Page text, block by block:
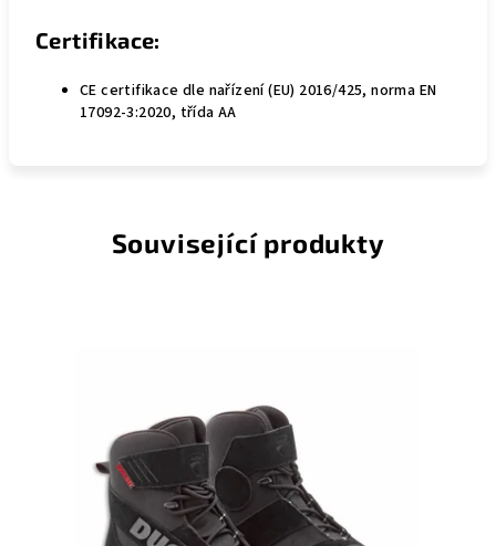
Certifikace:
CE certifikace dle nařízení (EU) 2016/425, norma EN
17092-3:2020, třída AA
Související produkty